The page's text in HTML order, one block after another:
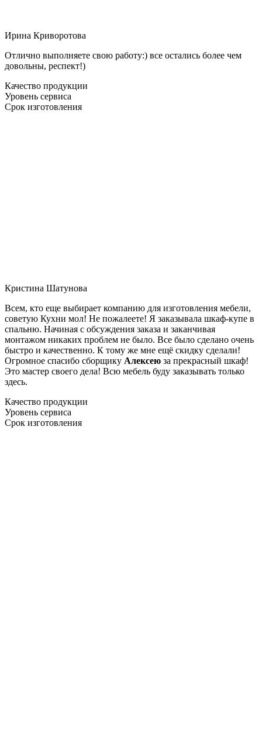
Ирина Криворотова
Отлично выполняете свою работу:) все остались более чем
довольны, респект!)
Качество продукции
Уровень сервиса
Срок изготовления
Кристина Шатунова
Всем, кто еще выбирает компанию для изготовления мебели,
советую Кухни мол! Не пожалеете! Я заказывала шкаф-купе в
спальню. Начиная с обсуждения заказа и заканчивая
монтажом никаких проблем не было. Все было сделано очень
быстро и качественно. К тому же мне ещё скидку сделали!
Огромное спасибо сборщику Алексею за прекрасный шкаф!
Это мастер своего дела! Всю мебель буду заказывать только
здесь.
Качество продукции
Уровень сервиса
Срок изготовления